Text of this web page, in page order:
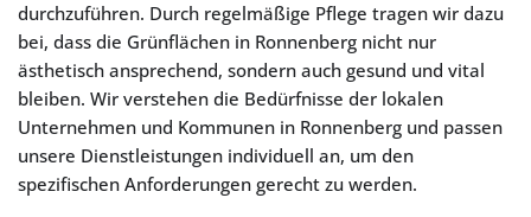
durchzuführen. Durch regelmäßige Pflege tragen wir dazu
bei, dass die Grünflächen in Ronnenberg nicht nur
ästhetisch ansprechend, sondern auch gesund und vital
bleiben. Wir verstehen die Bedürfnisse der lokalen
Unternehmen und Kommunen in Ronnenberg und passen
unsere Dienstleistungen individuell an, um den
spezifischen Anforderungen gerecht zu werden.